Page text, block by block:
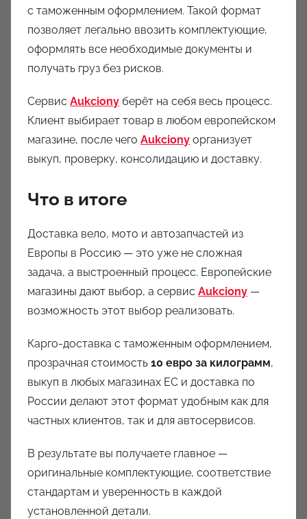
с таможенным оформлением. Такой формат
позволяет легально ввозить комплектующие,
оформлять все необходимые документы и
получать груз без рисков.
Сервис Aukciony берёт на себя весь процесс.
Клиент выбирает товар в любом европейском
магазине, после чего Aukciony организует
выкуп, проверку, консолидацию и доставку.
Что в итоге
Доставка вело, мото и автозапчастей из
Европы в Россию — это уже не сложная
задача, а выстроенный процесс. Европейские
магазины дают выбор, а сервис Aukciony —
возможность этот выбор реализовать.
Карго-доставка с таможенным оформлением,
прозрачная стоимость 10 евро за килограмм,
выкуп в любых магазинах ЕС и доставка по
России делают этот формат удобным как для
частных клиентов, так и для автосервисов.
В результате вы получаете главное —
оригинальные комплектующие, соответствие
стандартам и уверенность в каждой
установленной детали.